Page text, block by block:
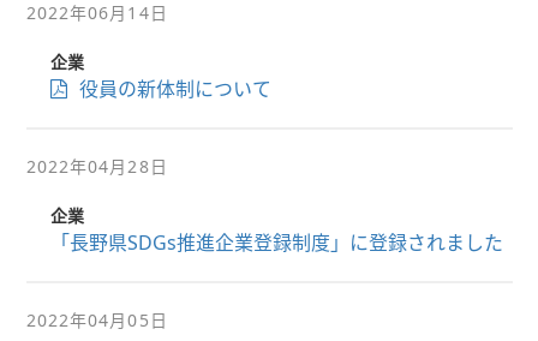
2022年06月14日
企業
役員の新体制について
2022年04月28日
企業
「長野県SDGs推進企業登録制度」に登録されました
2022年04月05日